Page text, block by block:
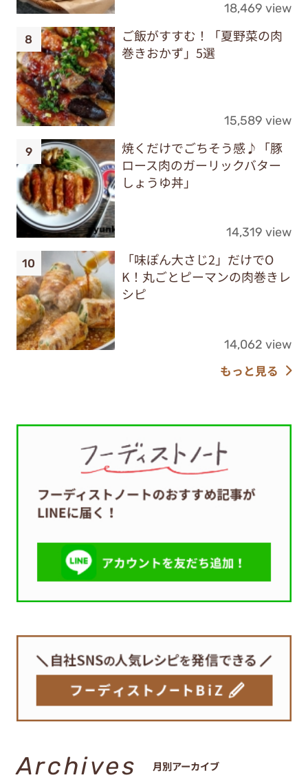
18,469 view
ご飯がすすむ！「夏野菜の肉
巻きおかず」5選
15,589 view
焼くだけでごちそう感♪「豚
ロース肉のガーリックバター
しょうゆ丼」
14,319 view
「味ぽん大さじ2」だけでO
K！丸ごとピーマンの肉巻きレ
シピ
14,062 view
もっと見る
Archives 月別アーカイブ